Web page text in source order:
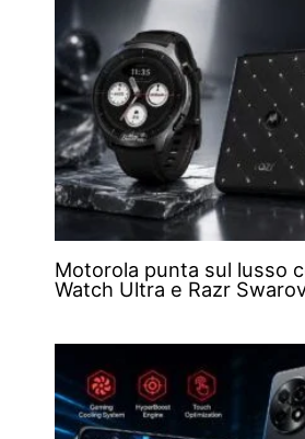
Motorola punta sul lusso
Watch Ultra e Razr